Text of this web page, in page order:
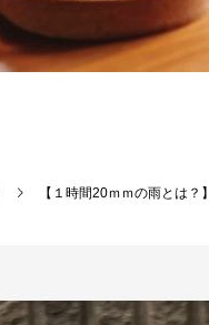
【１時間20ｍｍの雨とは